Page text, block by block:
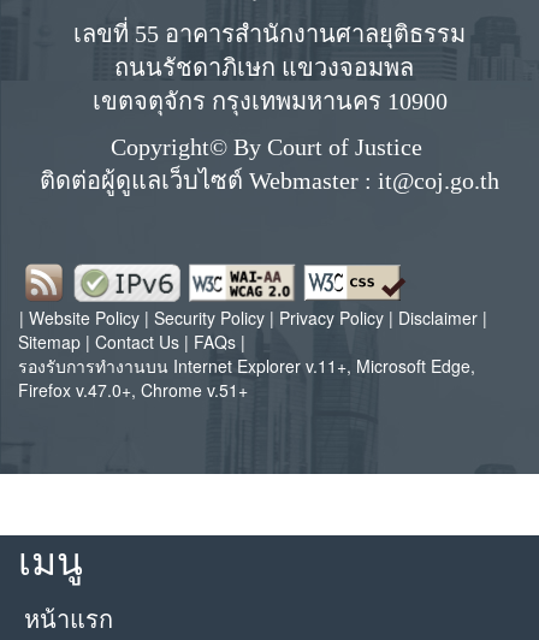
เลขที่ 55 อาคารสำนักงานศาลยุติธรรม
ถนนรัชดาภิเษก แขวงจอมพล
เขตจตุจักร กรุงเทพมหานคร 10900
Copyright© By Court of Justice
ติดต่อผู้ดูแลเว็บไซต์ Webmaster : it@coj.go.th
| Website Policy | Security Policy | Privacy Policy | Disclaimer |
Sitemap | Contact Us | FAQs |
รองรับการทำงานบน Internet Explorer v.11+, Microsoft Edge,
Firefox v.47.0+, Chrome v.51+
เมนู
หน้าแรก